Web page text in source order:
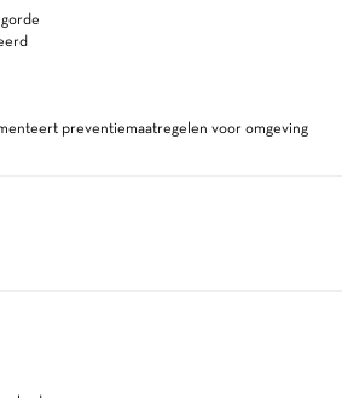
preventiemaatregelen voor omgeving